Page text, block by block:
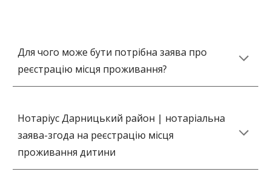
Для чого може бути потрібна заява про
реєстрацію місця проживання?
Нотаріус Дарницький район | нотаріальна
заява-згода на реєстрацію місця
проживання дитини